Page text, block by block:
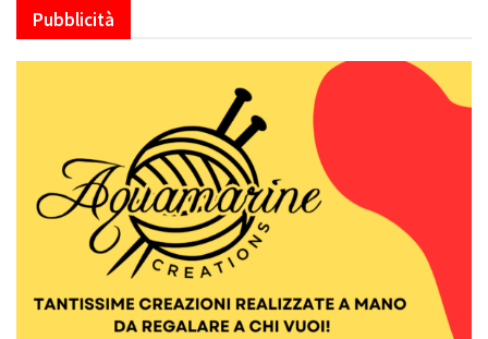
Pubblicità